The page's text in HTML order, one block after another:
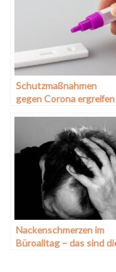
Schutzmaßnahmen
gegen Corona ergreifen
Nackenschmerzen im
Büroalltag – das sind